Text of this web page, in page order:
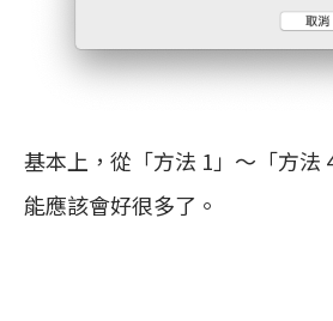
基本上，從「方法 1」～「方法
能應該會好很多了。